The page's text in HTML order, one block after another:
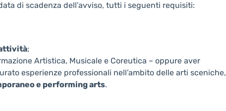
di scadenza dell’avviso, tutti i seguenti requisiti:
;
Artistica, Musicale e Coreutica – oppure aver
esperienze professionali nell’ambito delle arti sceniche,
e performing arts.